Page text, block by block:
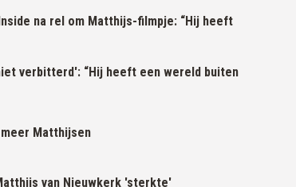
na rel om Matthijs-filmpje: “Hij heeft
verbitterd': “Hij heeft een wereld buiten
Matthijsen
van Nieuwkerk 'sterkte'